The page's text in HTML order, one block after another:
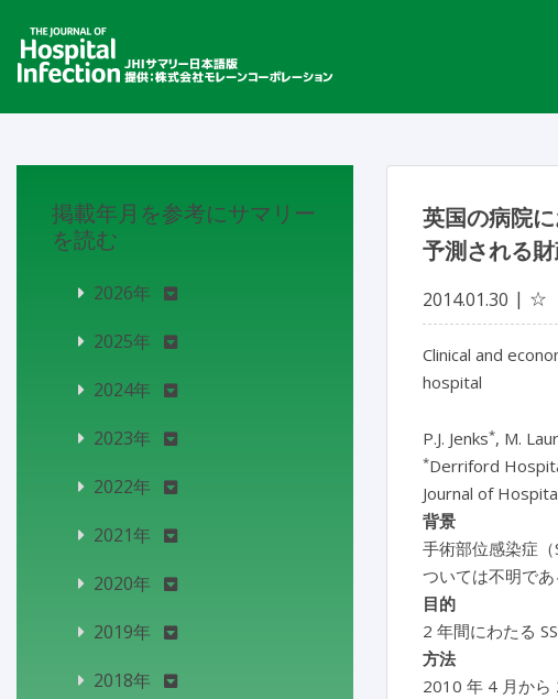
英国の病院
予測される
2014.01.30 ☆
Clinical and
hospital
P.J. Jenks*, M.
*Derriford
Journal of
背景
手術部位感染症
ついては不明であ
目的
2 年間にわたる
方法
2010 年 4 月から
掲載年月を参考にサマリー
を読む
2026年
2025年
2024年
2023年
2022年
2021年
2020年
2019年
2018年